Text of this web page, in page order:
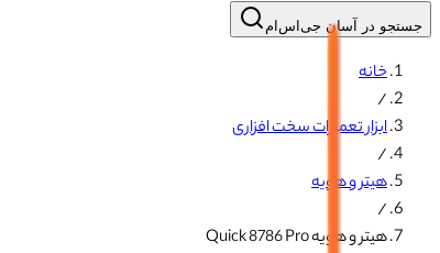
جستجو در آسان جی‌اس‌ام
خانه
/
ابزار تعمیرات سخت افزاری
/
هیتر و هویه
/
هیتر و هویه Quick 8786 Pro